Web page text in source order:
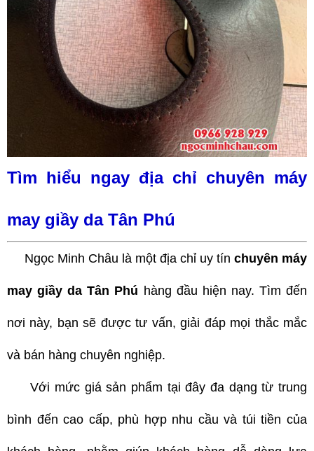
Tìm hiểu ngay địa chỉ chuyên máy
may giầy da Tân Phú
Ngọc Minh Châu là một địa chỉ uy tín chuyên máy
may giầy da Tân Phú hàng đầu hiện nay. Tìm đến
nơi này, bạn sẽ được tư vấn, giải đáp mọi thắc mắc
và bán hàng chuyên nghiệp.
Với mức giá sản phẩm tại đây đa dạng từ trung
bình đến cao cấp, phù hợp nhu cầu và túi tiền của